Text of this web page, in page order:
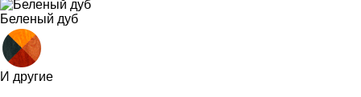
Беленый дуб
И другие